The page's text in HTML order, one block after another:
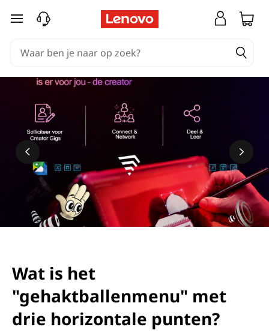
Ga naar de hoofdinhoud
Wat is het
"gehaktballenmenu" met
drie horizontale punten?